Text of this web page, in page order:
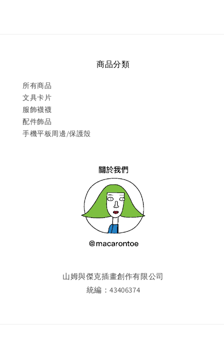
商品分類
所有商品
文具卡片
服飾襪襪
配件飾品
手機平板周邊/保護殼
山姆與傑克插畫創作有限公司
統編：43406374